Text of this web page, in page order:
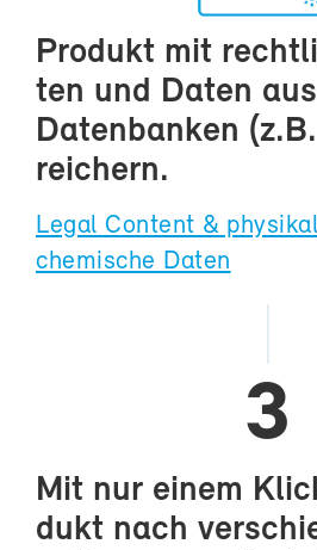
Pro­dukt mit
ten und Da­ten
Da­ten­ban­ken
rei­chern.
Le­gal Con­tent &
chemische Da­ten
3
Mit nur ei­nem
dukt nach